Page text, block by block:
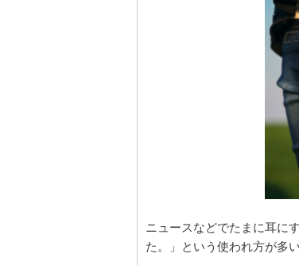
ニュースなどでたまに耳に
た。」という使われ方が多